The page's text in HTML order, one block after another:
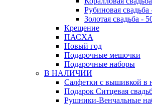
Рубиновая свадьба
Золотая свадьба -
Крещение
ПАСХА
Новый год
Подарочные мешочки
Подарочные наборы
В НАЛИЧИИ
Салфетки с вышивкой в
Подарок Ситцевая
Рушники-Венчальные